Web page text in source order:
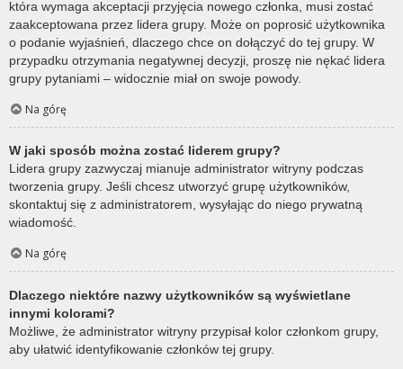
która wymaga akceptacji przyjęcia nowego członka, musi zostać
zaakceptowana przez lidera grupy. Może on poprosić użytkownika
o podanie wyjaśnień, dlaczego chce on dołączyć do tej grupy. W
przypadku otrzymania negatywnej decyzji, proszę nie nękać lidera
grupy pytaniami – widocznie miał on swoje powody.
Na górę
W jaki sposób można zostać liderem grupy?
Lidera grupy zazwyczaj mianuje administrator witryny podczas
tworzenia grupy. Jeśli chcesz utworzyć grupę użytkowników,
skontaktuj się z administratorem, wysyłając do niego prywatną
wiadomość.
Na górę
Dlaczego niektóre nazwy użytkowników są wyświetlane
innymi kolorami?
Możliwe, że administrator witryny przypisał kolor członkom grupy,
aby ułatwić identyfikowanie członków tej grupy.